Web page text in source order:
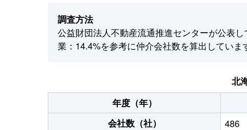
調査方法
公益財団法人不動産流通推進センターが公表
業：14.4%を参考に仲介会社数を算出していま
北
年度（年）
会社数（社）
486